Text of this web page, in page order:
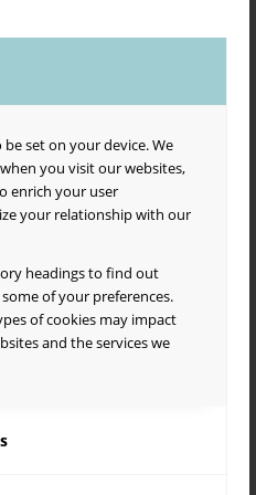
set on your device. We
you visit our websites,
enrich your user
your relationship with our
headings to find out
of your preferences.
of cookies may impact
and the services we
nimestä: Borealis tarkoittaa
Salsa onkin elämäntapa,
joukkoomme!
salsa- ja lattariskene
suuresti. Ensimmäiset
tanssin opetusta niin
Viimeisen
ja lattaritanssikoulujen ja
siinä määrin, että Sabor
osa työkseen ja osa